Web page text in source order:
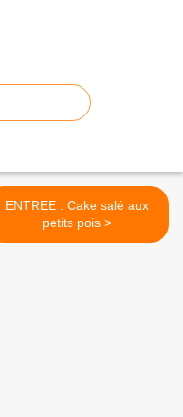
ENTREE : Cake salé aux
petits pois >